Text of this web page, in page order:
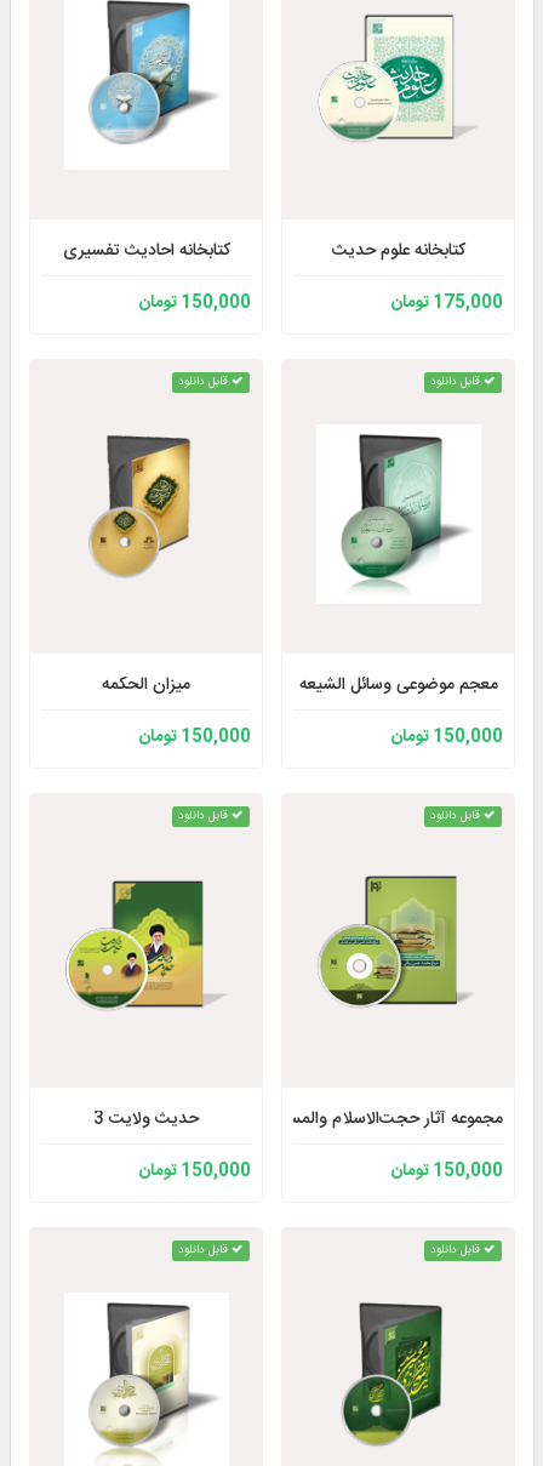
کتابخانه علوم حدیث
175,000 تومان
کتابخانه احادیث تفسیری
150,000 تومان
قابل دانلود
معجم موضوعی وسائل الشیعه
150,000 تومان
قابل دانلود
میزان الحکمه
150,000 تومان
قابل دانلود
مجموعه آثار حجت‌الاسلام والمسلمین شیخ محمدحسن ربانی بیرجندی
150,000 تومان
قابل دانلود
حدیث ولایت 3
150,000 تومان
قابل دانلود قابل دانلود